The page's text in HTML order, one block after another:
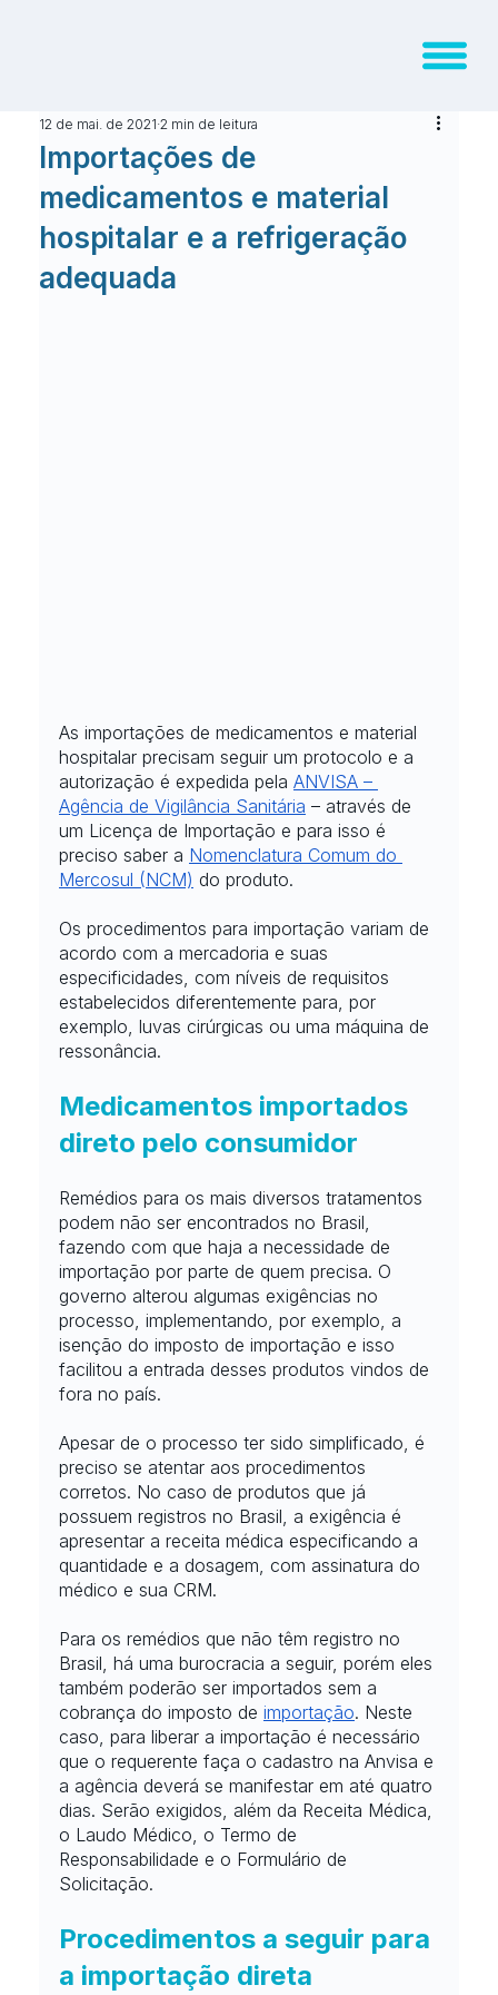
Importações de
medicamentos e material
hospitalar e a refrigeração
adequada
12 de mai. de 2021 2 min de leitura
As importações de medicamentos e material
hospitalar precisam seguir um protocolo e a
autorização é expedida pela ANVISA –
Agência de Vigilância Sanitária – através de
um Licença de Importação e para isso é
preciso saber a Nomenclatura Comum do
Mercosul (NCM) do produto.
Os procedimentos para importação variam de
acordo com a mercadoria e suas
especificidades, com níveis de requisitos
estabelecidos diferentemente para, por
exemplo, luvas cirúrgicas ou uma máquina de
ressonância.
Medicamentos importados
direto pelo consumidor
Remédios para os mais diversos tratamentos
podem não ser encontrados no Brasil,
fazendo com que haja a necessidade de
importação por parte de quem precisa. O
governo alterou algumas exigências no
processo, implementando, por exemplo, a
isenção do imposto de importação e isso
facilitou a entrada desses produtos vindos de
fora no país.
Apesar de o processo ter sido simplificado, é
preciso se atentar aos procedimentos
corretos. No caso de produtos que já
possuem registros no Brasil, a exigência é
apresentar a receita médica especificando a
quantidade e a dosagem, com assinatura do
médico e sua CRM.
Para os remédios que não têm registro no
Brasil, há uma burocracia a seguir, porém eles
também poderão ser importados sem a
cobrança do imposto de importação. Neste
caso, para liberar a importação é necessário
que o requerente faça o cadastro na Anvisa e
a agência deverá se manifestar em até quatro
dias. Serão exigidos, além da Receita Médica,
o Laudo Médico, o Termo de
Responsabilidade e o Formulário de
Solicitação.
Procedimentos a seguir para
a importação direta